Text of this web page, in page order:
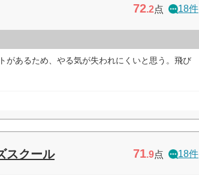
72.2点 18件
があるため、やる気が失われにくいと思う。飛び
スクール 71.9点 18件